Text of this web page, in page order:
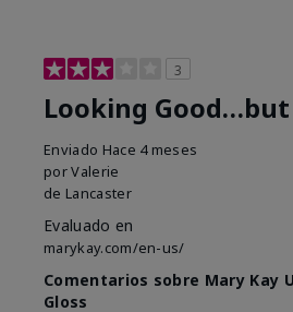
3
Looking Good…but
Enviado Hace 4 meses
porValerie
de Lancaster
Evaluado en
marykay.com/en-us/
Comentarios sobre Mary Kay
Gloss